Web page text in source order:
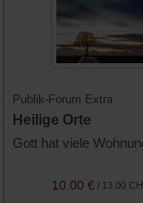
Publik-Forum Extra
Heilige Orte
Gott hat viele
13.00
/
10.00 €